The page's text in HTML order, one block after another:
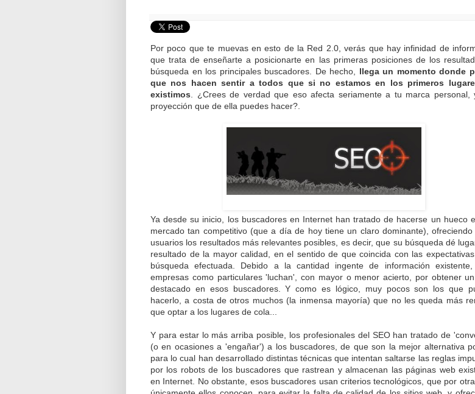
Por poco que te muevas en esto de la Red 2.0, verás que hay infinidad de
que trata de enseñarte a posicionarte en las primeras posiciones de los
búsqueda en los principales buscadores. De hecho, llega un momento donde
que nos hacen sentir a todos que si no estamos en los primeros
existimos . ¿Crees de verdad que eso afecta seriamente a tu marca personal,
proyección que de ella puedes hacer?.
Ya desde su inicio, los buscadores en Internet han tratado de hacerse un hueco
mercado tan competitivo (que a día de hoy tiene un claro dominante),
usuarios los resultados más relevantes posibles, es decir, que su búsqueda dé
resultado de la mayor calidad, en el sentido de que coincida con las
búsqueda efectuada. Debido a la cantidad ingente de información
empresas como particulares 'luchan', con mayor o menor acierto, por obtener
destacado en esos buscadores. Y como es lógico, muy pocos son los que
hacerlo, a costa de otros muchos (la inmensa mayoría) que no les queda más
que optar a los lugares de cola...
Y para estar lo más arriba posible, los profesionales del SEO han tratado de
(o en ocasiones a 'engañar') a los buscadores, de que son la mejor alternativa
para lo cual han desarrollado distintas técnicas que intentan saltarse las reglas
por los robots de los buscadores que rastrean y almacenan las páginas web
en Internet. No obstante, esos buscadores usan criterios tecnológicos, que por